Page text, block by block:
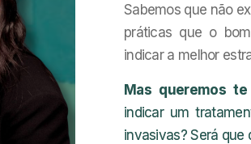
Sabemos que não
práticas que o
indicar a melhor
Mas queremos te
indicar um
invasivas? Será